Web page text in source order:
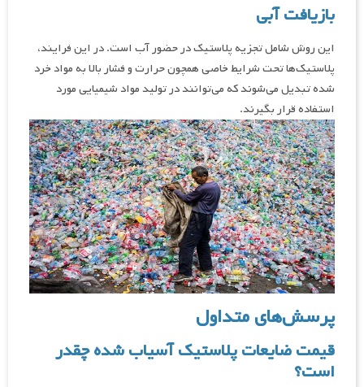
بازیافت آبی
این روش شامل تجزیه پلاستیک در حضور آب است. در این فرایند،
پلاستیک‌ها تحت شرایط خاصی همچون حرارت و فشار بالا به مواد خرد
شده تبدیل می‌شوند که می‌توانند در تولید مواد شیمیایی مورد
استفاده قرار بگیرند.
پرسش‌های متداول
قیمت ضایعات پلاستیک آسیاب شده چقدر
است؟